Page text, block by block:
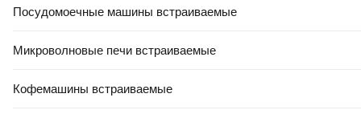
Посудомоечные машины встраиваемые
Микроволновые печи встраиваемые
Кофемашины встраиваемые
349,00 Ҕ